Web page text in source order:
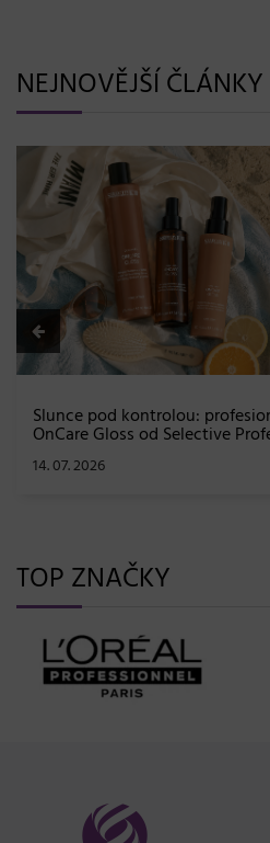
NEJNOVĚJŠÍ ČLÁNKY
BLONDME přichází s novou
a maximální péče bez
08. 06. 2026
TOP ZNAČKY